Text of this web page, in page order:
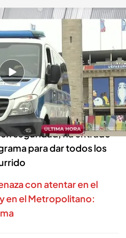
detenido al presunto
en prisión
seguridad, ha entrado
para dar todos los
con atentar en el
en el Metropolitano: